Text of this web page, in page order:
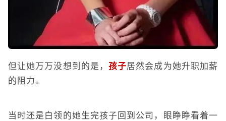
但让她万万没想到的是， 孩子居然会成为她升职加薪
的阻力。
当时还是白领的她生完孩子回到公司，眼睁睁看着一